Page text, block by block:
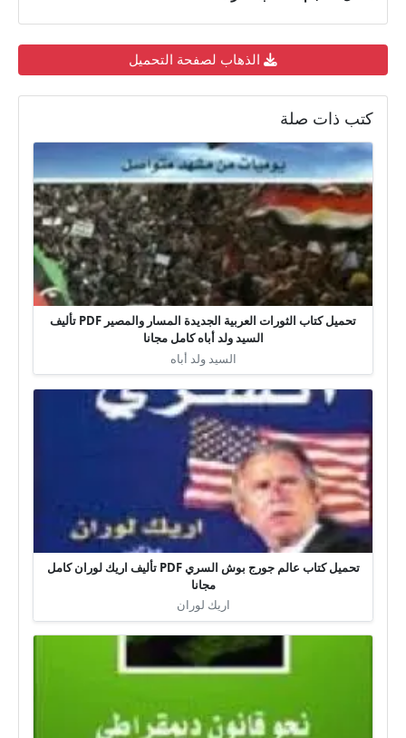
الذهاب لصفحة التحميل
كتب ذات صلة
تحميل كتاب الثورات العربية الجديدة المسار والمصير PDF تأليف
السيد ولد أباه كامل مجانا
السيد ولد أباه
تحميل كتاب عالم جورج بوش السري PDF تأليف اريك لوران كامل
مجانا
اريك لوران